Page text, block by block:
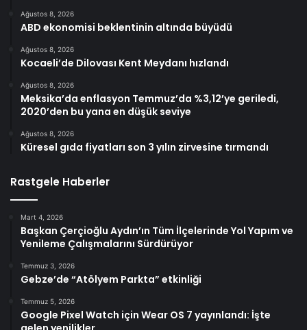
Ağustos 8, 2026
ABD ekonomisi beklentinin altında büyüdü
Ağustos 8, 2026
Kocaeli’de Dilovası Kent Meydanı hızlandı
Ağustos 8, 2026
Meksika’da enflasyon Temmuz’da %3,12’ye geriledi,
2020’den bu yana en düşük seviye
Ağustos 8, 2026
Küresel gıda fiyatları son 3 yılın zirvesine tırmandı
Rastgele Haberler
Mart 4, 2026
Başkan Çerçioğlu Aydın’ın Tüm İlçelerinde Yol Yapım ve
Yenileme Çalışmalarını Sürdürüyor
Temmuz 3, 2026
Gebze’de “Atölyem Parkta” etkinliği
Temmuz 5, 2026
Google Pixel Watch için Wear OS 7 yayınlandı: İşte